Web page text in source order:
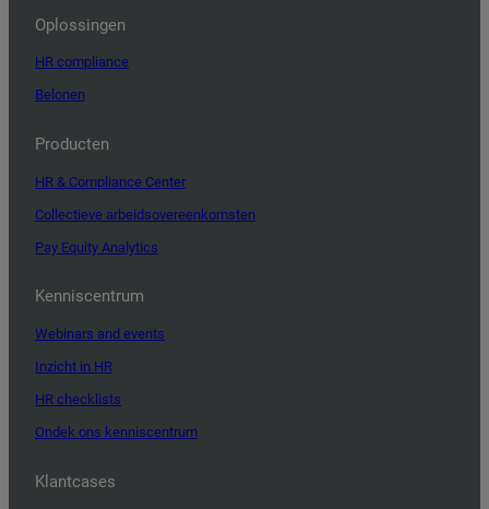
Oplossingen
HR compliance
Belonen
Producten
HR & Compliance Center
Collectieve arbeidsovereenkomsten
Pay Equity Analytics
Kenniscentrum
Webinars and events
Inzicht in HR
HR checklists
Ondek ons kenniscentrum
Klantcases